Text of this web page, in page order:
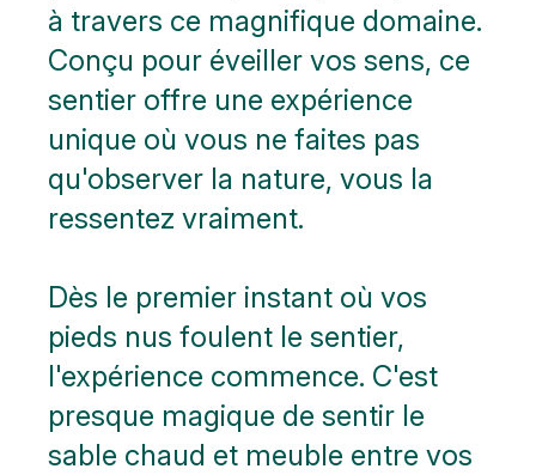
à travers ce magnifique domaine.
Conçu pour éveiller vos sens, ce
sentier offre une expérience
unique où vous ne faites pas
qu'observer la nature, vous la
ressentez vraiment.
Dès le premier instant où vos
pieds nus foulent le sentier,
l'expérience commence. C'est
presque magique de sentir le
sable chaud et meuble entre vos